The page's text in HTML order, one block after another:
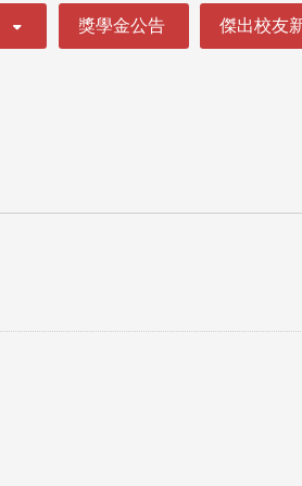
獎學金公告 傑出校友